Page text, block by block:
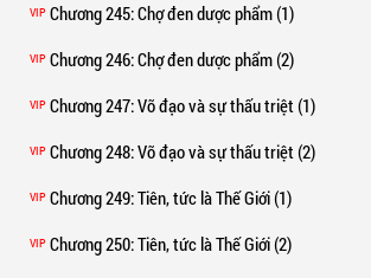
VIP Chương 245: Chợ đen dược phẩm (1)
VIP Chương 246: Chợ đen dược phẩm (2)
VIP Chương 247: Võ đạo và sự thấu triệt (1)
VIP Chương 248: Võ đạo và sự thấu triệt (2)
VIP Chương 249: Tiên, tức là Thế Giới (1)
VIP Chương 250: Tiên, tức là Thế Giới (2)